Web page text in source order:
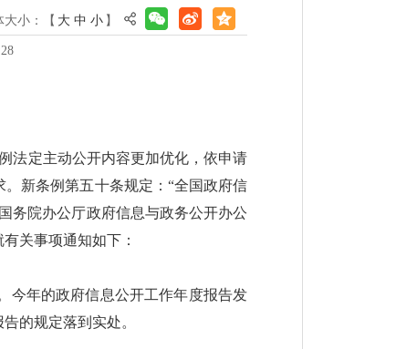
大小：【 大 中 小 】
法定主动公开内容更加优化，依申请
新条例第五十条规定：“全国政府信
务院办公厅政府信息与政务公开办公
关事项通知如下：
今年的政府信息公开工作年度报告发
的规定落到实处。